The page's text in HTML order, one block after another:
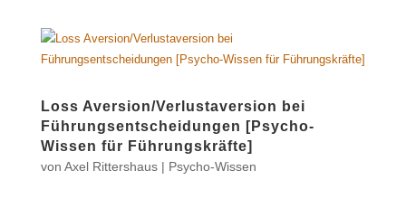
Loss Aversion/Verlustaversion bei
Führungsentscheidungen [Psycho-
Wissen für Führungskräfte]
von Axel Rittershaus| Psycho-Wissen